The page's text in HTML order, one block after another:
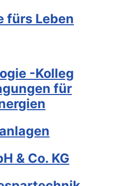
fürs Leben
-Kolleg
für
& Co. KG